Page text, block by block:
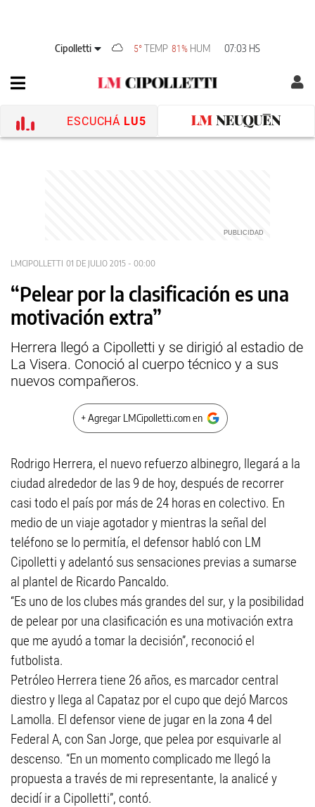
Cipolletti 5°TEMP 81% HUM 07:03 HS
ESCUCHÁ LU5
LMCIPOLLETTI 01 DE JULIO 2015 - 00:00
“Pelear por la clasificación es una
motivación extra”
Herrera llegó a Cipolletti y se dirigió al estadio de
La Visera. Conoció al cuerpo técnico y a sus
nuevos compañeros.
+ Agregar LMCipolletti.com en
Rodrigo Herrera, el nuevo refuerzo albinegro, llegará a la
ciudad alrededor de las 9 de hoy, después de recorrer
casi todo el país por más de 24 horas en colectivo. En
medio de un viaje agotador y mientras la señal del
teléfono se lo permitía, el defensor habló con LM
Cipolletti y adelantó sus sensaciones previas a sumarse
al plantel de Ricardo Pancaldo.
“Es uno de los clubes más grandes del sur, y la posibilidad
de pelear por una clasificación es una motivación extra
que me ayudó a tomar la decisión”, reconoció el
futbolista.
Petróleo Herrera tiene 26 años, es marcador central
diestro y llega al Capataz por el cupo que dejó Marcos
Lamolla. El defensor viene de jugar en la zona 4 del
Federal A, con San Jorge, que pelea por esquivarle al
descenso. “En un momento complicado me llegó la
propuesta a través de mi representante, la analicé y
decidí ir a Cipolletti”, contó.